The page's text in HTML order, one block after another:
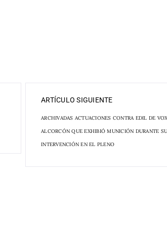
ARTÍCULO SIGUIENTE
ARCHIVADAS ACTUACIONES CONTRA EDIL DE
ALCORCÓN QUE EXHIBIÓ MUNICIÓN DURANTE SU
INTERVENCIÓN EN EL PLENO